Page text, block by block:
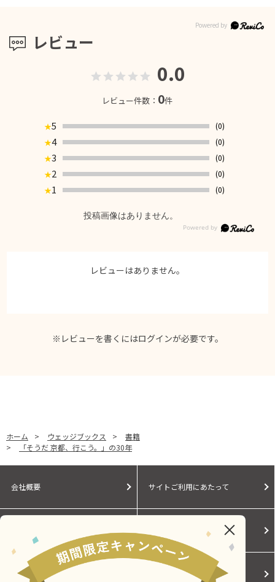
レビュー
0.0
レビュー件数： 0件
★5
(0)
★4
(0)
★3
(0)
★2
(0)
★1 (0)
投稿画像はありません。
レビューはありません。
※レビューを書くにはログインが必要です。
ホーム > ウェッジブックス >
書籍
>
「そうだ 京都、行こう。」の30年
会社概要 サイトご利用にあたって
Cookieポリシー ご利用規約